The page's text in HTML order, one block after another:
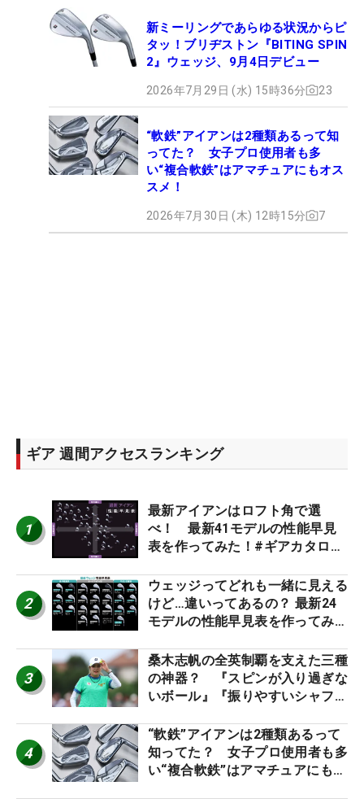
新ミーリングであらゆる状況からピ
タッ！ブリヂストン『BITING SPIN
2』ウェッジ、9月4日デビュー
2026年7月29日 (水) 15時36分 23
“軟鉄”アイアンは2種類あるって知
ってた？ 女子プロ使用者も多
い“複合軟鉄”はアマチュアにもオス
スメ！
2026年7月30日 (木) 12時15分 7
ギア 週間アクセスランキング
1
最新アイアンはロフト角で選
べ！ 最新41モデルの性能早見
表を作ってみた！#ギアカタログ
2
ウェッジってどれも一緒に見える
けど…違いってあるの？ 最新24
モデルの性能早見表を作ってみ
3
桑木志帆の全英制覇を支えた三種
の神器？ 『スピンが入り過ぎな
いボール』『振りやすいシャフ
ー』 #女子プロセッティング
4
“軟鉄”アイアンは2種類あるって
知ってた？ 女子プロ使用者も多
い“複合軟鉄”はアマチュアにもオ